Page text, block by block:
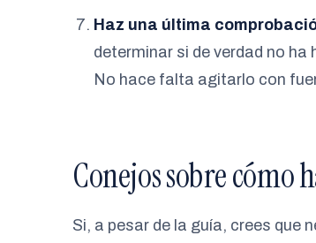
Haz una última
determinar si de verdad no
No hace falta agitarlo con
Conejos sobre cómo
Si, a pesar de la guía, crees que